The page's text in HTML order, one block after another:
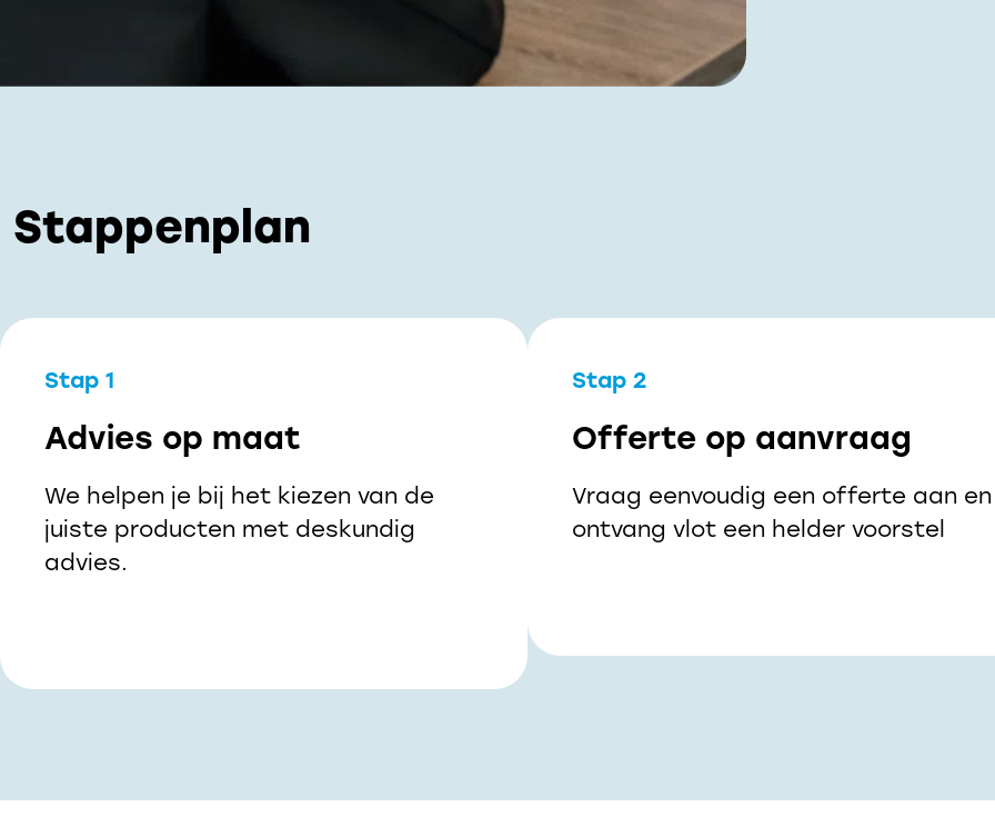
Stappenplan
Stap 1
Advies op maat
We helpen je bij het kiezen van de
juiste producten met deskundig
advies.
Stap 2
Offerte op aanvraag
Vraag eenvoudig een offerte aan en
ontvang vlot een helder voorstel